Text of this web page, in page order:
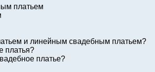
платьем
и линейным свадебным платьем?
платья?
платье?